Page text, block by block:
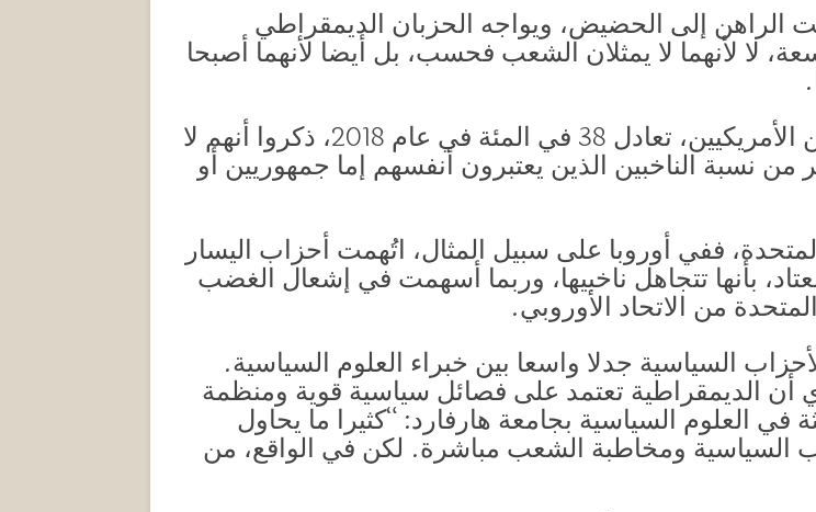
إلى الحضيض، ويواجه الحزبان الديمقراطي
لا لأنهما لا يمثلان الشعب فحسب، بل أيضا لأنهما أصبحا
والدليل على ذلك أن نسبة متزايدة من الناخبين الأمريكيين، تعادل 38 في المئة في عام 2018، ذكروا أنهم لا
من نسبة الناخبين الذين يعتبرون أنفسهم إما جمهوريين أو
ففي أوروبا على سبيل المثال، اتُهمت أحزاب اليسار
بأنها تتجاهل ناخبيها، وربما أسهمت في إشعال الغضب
من الاتحاد الأوروبي.
السياسية جدلا واسعا بين خبراء العلوم السياسية.
أن الديمقراطية تعتمد على فصائل سياسية قوية ومنظمة
في العلوم السياسية بجامعة هارفارد: “كثيرا ما يحاول
السياسية ومخاطبة الشعب مباشرة. لكن في الواقع، من